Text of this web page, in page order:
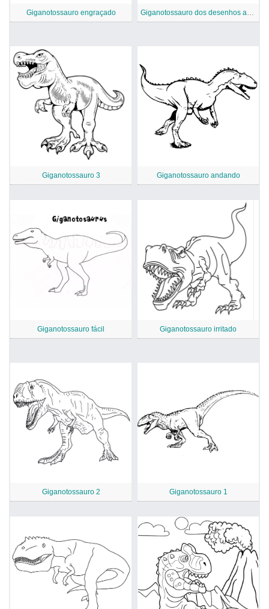
Giganotossauro engraçado
Giganotossauro 3 Giganotossauro andando
Giganotossauro fácil Giganotossauro irritado
Giganotossauro 2 Giganotossauro 1